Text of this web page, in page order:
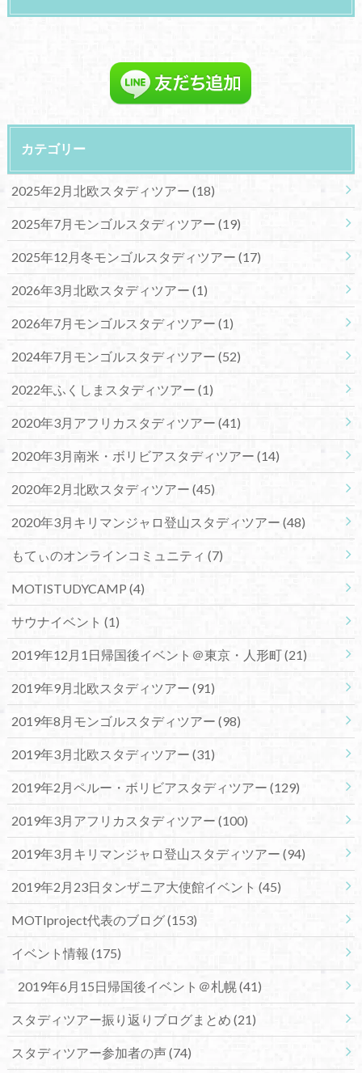
カテゴリー
2025年2月北欧スタディツアー (18)
2025年7月モンゴルスタディツアー (19)
2025年12月冬モンゴルスタディツアー (17)
2026年3月北欧スタディツアー (1)
2026年7月モンゴルスタディツアー (1)
2024年7月モンゴルスタディツアー (52)
2022年ふくしまスタディツアー (1)
2020年3月アフリカスタディツアー (41)
2020年3月南米・ボリビアスタディツアー (14)
2020年2月北欧スタディツアー (45)
2020年3月キリマンジャロ登山スタディツアー (48)
もてぃのオンラインコミュニティ (7)
MOTISTUDYCAMP (4)
サウナイベント (1)
2019年12月1日帰国後イベント＠東京・人形町(21)
2019年9月北欧スタディツアー (91)
2019年8月モンゴルスタディツアー (98)
2019年3月北欧スタディツアー (31)
2019年2月ペルー・ボリビアスタディツアー (129)
2019年3月アフリカスタディツアー (100)
2019年3月キリマンジャロ登山スタディツアー (94)
2019年2月23日タンザニア大使館イベント (45)
MOTIproject代表のブログ(153)
イベント情報 (175)
2019年6月15日帰国後イベント＠札幌(41)
スタディツアー振り返りブログまとめ (21)
スタディツアー参加者の声(74)